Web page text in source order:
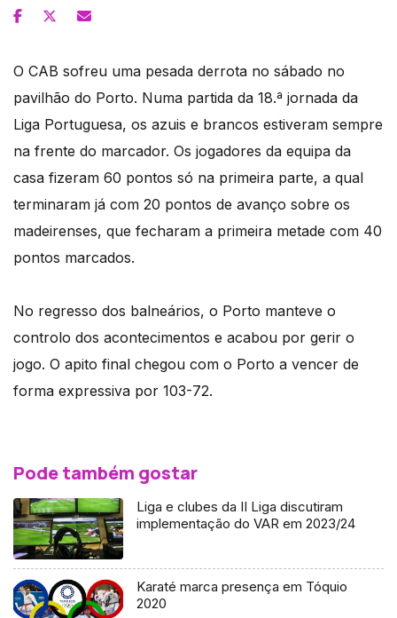
O CAB sofreu uma pesada derrota no sábado no
pavilhão do Porto. Numa partida da 18.ª jornada da
Liga Portuguesa, os azuis e brancos estiveram sempre
na frente do marcador. Os jogadores da equipa da
casa fizeram 60 pontos só na primeira parte, a qual
terminaram já com 20 pontos de avanço sobre os
madeirenses, que fecharam a primeira metade com 40
pontos marcados.
No regresso dos balneários, o Porto manteve o
controlo dos acontecimentos e acabou por gerir o
jogo. O apito final chegou com o Porto a vencer de
forma expressiva por 103-72.
Pode também gostar
Liga e clubes da II Liga discutiram
implementação do VAR em 2023/24
Karaté marca presença em Tóquio
2020